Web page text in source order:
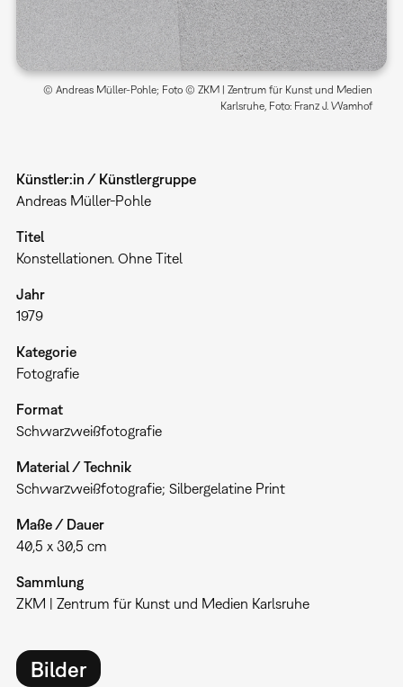
© Andreas Müller-Pohle; Foto © ZKM | Zentrum für Kunst und Medien
Karlsruhe, Foto: Franz J. Wamhof
Künstler:in / Künstlergruppe
Andreas Müller-Pohle
Titel
Konstellationen. Ohne Titel
Jahr
1979
Kategorie
Fotografie
Format
Schwarzweißfotografie
Material / Technik
Schwarzweißfotografie; Silbergelatine Print
Maße / Dauer
40,5 x 30,5 cm
Sammlung
ZKM | Zentrum für Kunst und Medien Karlsruhe
Bilder